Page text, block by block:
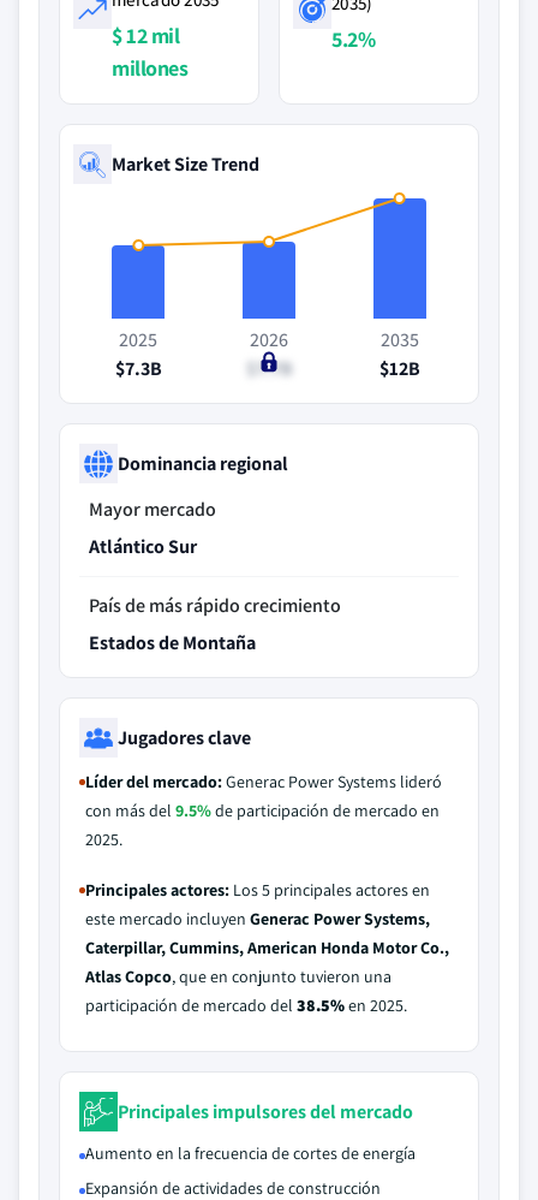
$ 12 mil
millones
5.2%
Market Size Trend
2025
$7.3B
2026
$7.7B
2035
$12B
Dominancia regional
Mayor mercado
Atlántico Sur
País de más rápido crecimiento
Estados de Montaña
Jugadores clave
Líder del mercado:Generac Power Systems lideró
con más del 9.5%de participación de mercado en
2025.
Principales actores: Los 5 principales actores en
este mercado incluyen Generac Power Systems,
Caterpillar, Cummins, American Honda Motor Co.,
Atlas Copco, que en conjunto tuvieron una
participación de mercado del 38.5%en 2025.
Principales impulsores del mercado
Aumento en la frecuencia de cortes de energía
Expansión de actividades de construcción